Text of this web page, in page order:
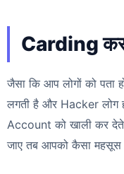
Carding
जैसा कि आप लोगों को पता
लगती है और Hacker लोग
Account को खाली कर
जाए तब आपको कैसा महसूस